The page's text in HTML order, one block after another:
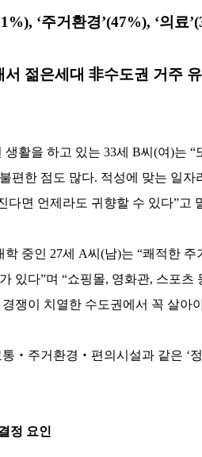
‘주거환경’(47%), ‘의료
젊은세대 非수도권 거주
활을 하고 있는 33세 B씨(여)는 “
편한 점도 많다. 적성에 맞는 일
면 언제라도 귀향할 수 있다”고
중인 27세 A씨(남)는 “쾌적한
있다”며 “쇼핑몰, 영화관, 스포츠
쟁이 치열한 수도권에서 꼭 살아
‧주거환경‧편의시설과 같은 ‘
정 요인